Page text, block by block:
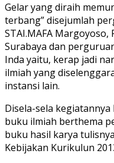
Gelar yang diraih
terbang” disejumlah
STAI.MAFA
Surabaya dan
Inda yaitu, kerap jadi
ilmiah yang
instansi lain.
Disela-sela
buku ilmiah berthema
buku hasil karya
Kebijakan Kurikulun